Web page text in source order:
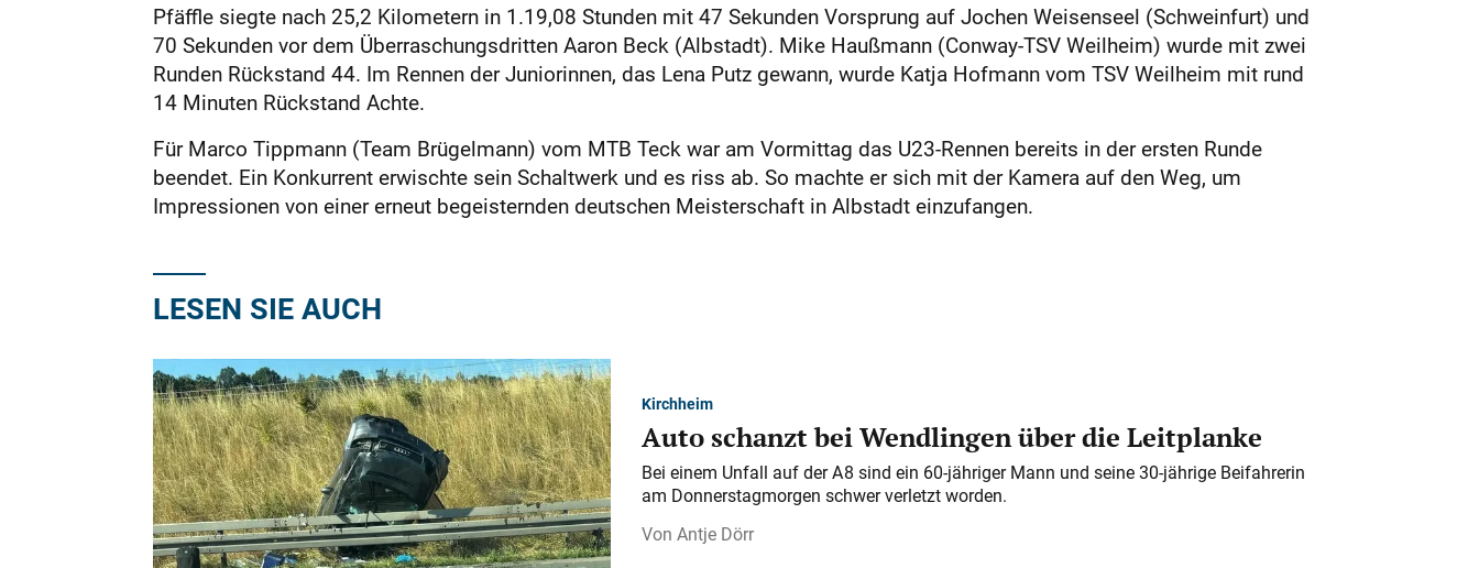
Pfäffle siegte nach 25,2 Kilometern in 1.19,08 Stunden mit 47 Sekunden Vorsprung auf Jochen Weisenseel (Schweinfurt) und
70 Sekunden vor dem Überraschungsdritten Aaron Beck (Albstadt). Mike Haußmann (Conway-TSV Weilheim) wurde mit zwei
Runden Rückstand 44. Im Rennen der Juniorinnen, das Lena Putz gewann, wurde Katja Hofmann vom TSV Weilheim mit rund
14 Minuten Rückstand Achte.
Für Marco Tippmann (Team Brügelmann) vom MTB Teck war am Vormittag das U23-Rennen bereits in der ersten Runde
beendet. Ein Konkurrent erwischte sein Schaltwerk und es riss ab. So machte er sich mit der Kamera auf den Weg, um
Impressionen von einer erneut begeisternden deutschen Meisterschaft in Albstadt einzufangen.
LESEN SIE AUCH
Kirchheim
Auto schanzt bei Wendlingen über die Leitplanke
Bei einem Unfall auf der A 8 sind ein 60-jähriger Mann und seine 30-jährige Beifahrerin
am Donnerstagmorgen schwer verletzt worden.
Antje Dörr